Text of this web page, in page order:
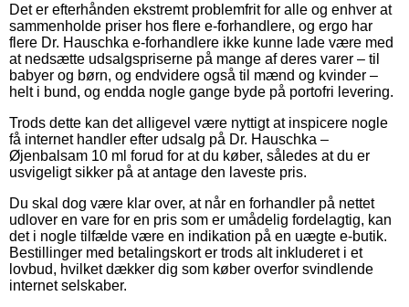
Det er efterhånden ekstremt problemfrit for alle og enhver at
sammenholde priser hos flere e-forhandlere, og ergo har
flere Dr. Hauschka e-forhandlere ikke kunne lade være med
at nedsætte udsalgspriserne på mange af deres varer – til
babyer og børn, og endvidere også til mænd og kvinder –
helt i bund, og endda nogle gange byde på portofri levering.
Trods dette kan det alligevel være nyttigt at inspicere nogle
få internet handler efter udsalg på Dr. Hauschka –
Øjenbalsam 10 ml forud for at du køber, således at du er
usvigeligt sikker på at antage den laveste pris.
Du skal dog være klar over, at når en forhandler på nettet
udlover en vare for en pris som er umådelig fordelagtig, kan
det i nogle tilfælde være en indikation på en uægte e-butik.
Bestillinger med betalingskort er trods alt inkluderet i et
lovbud, hvilket dækker dig som køber overfor svindlende
internet selskaber.